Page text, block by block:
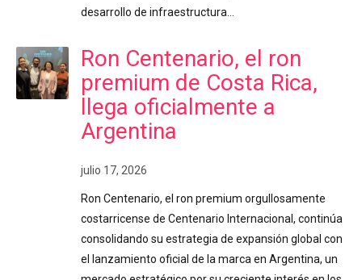
desarrollo de infraestructura…
Ron Centenario, el ron
premium de Costa Rica,
llega oficialmente a
Argentina
julio 17, 2026
Ron Centenario, el ron premium orgullosamente
costarricense de Centenario Internacional, continúa
consolidando su estrategia de expansión global con
el lanzamiento oficial de la marca en Argentina, un